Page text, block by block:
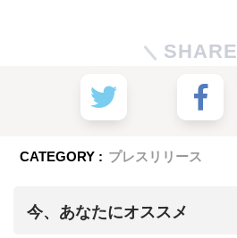
SHARE
CATEGORY : プレスリリース
今、あなたにオススメ